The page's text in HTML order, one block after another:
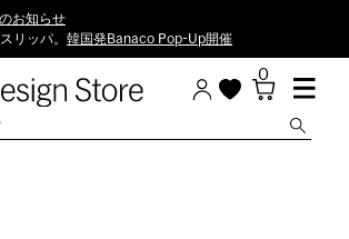
お知らせ
リッパ。 韓国発Banaco Pop-Up開催
0